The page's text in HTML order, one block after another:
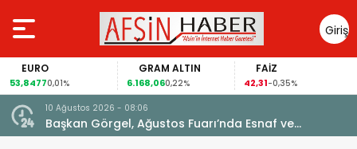
Giriş
Yap
EURO
53,84770,01%
GRAM ALTIN
6.168,060,22%
FAİZ
42,31-0,35%
10 Ağustos 2026 - 08:06
Başkan Görgel, Ağustos Fuarı’nda Esnaf ve
Vatandaşlarla Buluştu.